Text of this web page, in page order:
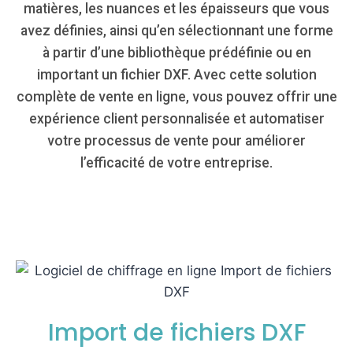
matières, les nuances et les épaisseurs que vous
avez définies, ainsi qu’en sélectionnant une forme
à partir d’une bibliothèque prédéfinie ou en
important un fichier DXF. Avec cette solution
complète de vente en ligne, vous pouvez offrir une
expérience client personnalisée et automatiser
votre processus de vente pour améliorer
l’efficacité de votre entreprise.
Import de fichiers DXF